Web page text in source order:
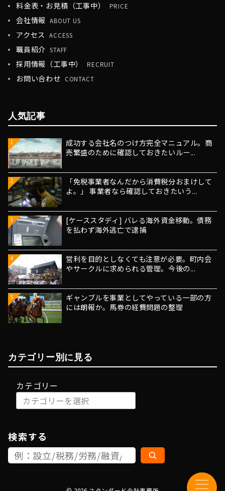
料金表・お見積（工事中） PRICE
会社情報 ABOUT US
アクセス ACCESS
職員紹介 STAFF
採用情報（工事中） RECRUIT
お問い合わせ CONTACT
人気記事
1
成功する会社名のつけ方完全マニュアル。商
売繁盛のために確認しておきたいルー...
2
「免税事業者なんだから消費税分おまけして
よ。」 事業者なら確認しておきたいう...
3
[ケーススタディ] バレる海外資金移動。債務
を払わず海外逃亡で逮捕
4
営利を目的としなくても注意が必要。町内会
やサークルに求められる管理。今後の...
5
ギャンブルを事業としてやっている一部の方
には朗報か。馬券の経費問題の整理
カテゴリー別に見る
カテゴリー
検索する